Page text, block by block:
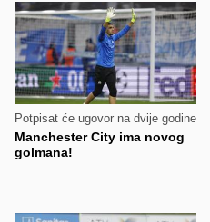
Potpisat će ugovor na dvije godine
Manchester City ima novog
golmana!